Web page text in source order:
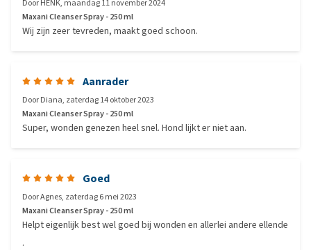
DoorHENK, maandag 11 november 2024
Maxani Cleanser Spray - 250 ml
Wij zijn zeer tevreden, maakt goed schoon.
Aanrader
DoorDiana, zaterdag 14 oktober 2023
Maxani Cleanser Spray - 250 ml
Super, wonden genezen heel snel. Hond lijkt er niet aan.
Goed
DoorAgnes, zaterdag 6 mei 2023
Maxani Cleanser Spray - 250 ml
Helpt eigenlijk best wel goed bij wonden en allerlei andere ellende
.